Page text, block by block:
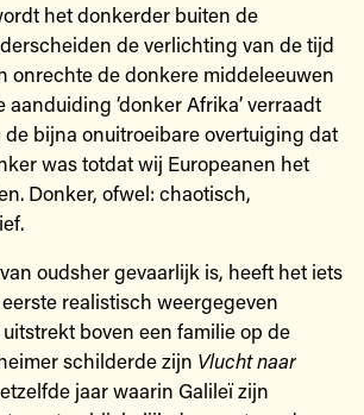
het donkerder buiten de
de verlichting van de tijd
onrechte de donkere middeleeuwen
aanduiding ‘donker Afrika’ verraadt
bijna onuitroeibare overtuiging dat
was totdat wij Europeanen het
Donker, ofwel: chaotisch,
oudsher gevaarlijk is, heeft het iets
realistisch weergegeven
boven een familie op de
schilderde zijn Vlucht naar
jaar waarin Galileï zijn